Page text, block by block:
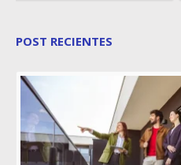
POST RECIENTES